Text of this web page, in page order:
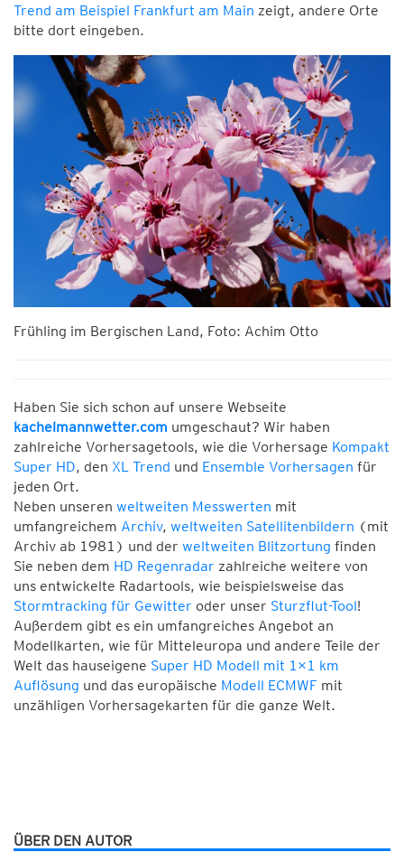
Trend am Beispiel Frankfurt am Main zeigt, andere Orte
bitte dort eingeben.
Frühling im Bergischen Land, Foto: Achim Otto
Haben Sie sich schon auf unsere Webseite
kachelmannwetter.com umgeschaut? Wir haben
zahlreiche Vorhersagetools, wie die Vorhersage Kompakt
Super HD, den XL Trend und Ensemble Vorhersagen für
jeden Ort.
Neben unseren weltweiten Messwerten mit
umfangreichem Archiv, weltweiten Satellitenbildern (mit
Archiv ab 1981) und der weltweiten Blitzortung finden
Sie neben dem HD Regenradar zahlreiche weitere von
uns entwickelte Radartools, wie beispielsweise das
Stormtracking für Gewitter oder unser Sturzflut-Tool!
Außerdem gibt es ein umfangreiches Angebot an
Modellkarten, wie für Mitteleuropa und andere Teile der
Welt das hauseigene Super HD Modell mit 1×1 km
Auflösung und das europäische Modell ECMWF mit
unzähligen Vorhersagekarten für die ganze Welt.
ÜBER DEN AUTOR